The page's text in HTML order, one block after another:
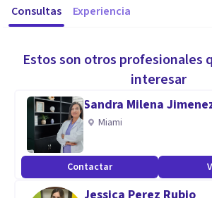
Consultas Experiencia
Estos son otros profesionales
interesar
Sandra Milena
Miami
Contactar